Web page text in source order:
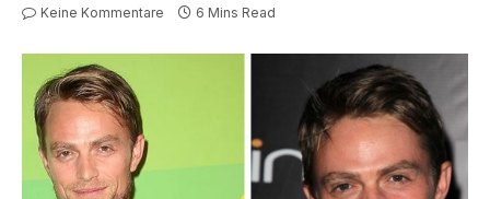
Keine Kommentare 6 Mins Read